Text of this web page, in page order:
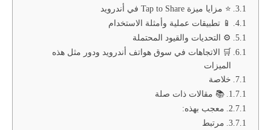
⭐ مزايا ميزة Tap to Share في أندرويد
📱 تطبيقات عملية وأمثلة الاستخدام
⚙️ التحديات والقيود المحتملة
🛒 الاتجاهات في سوق هواتف أندرويد ودور مثل هذه
الميزات
خلاصة
📚 مقالات ذات صلة
معجب بهذه:
مرتبط